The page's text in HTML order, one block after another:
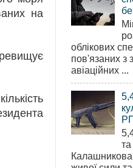
на
облікових
пов'язаних з
авіаційних ...